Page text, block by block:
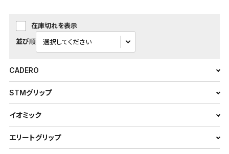
在庫切れを表示
並び順
CADERO
STMグリップ
イオミック
エリートグリップ